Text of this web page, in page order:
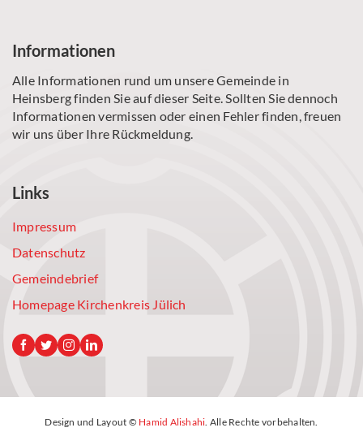
Informationen
Alle Informationen rund um unsere Gemeinde in
Heinsberg finden Sie auf dieser Seite. Sollten Sie dennoch
Informationen vermissen oder einen Fehler finden, freuen
wir uns über Ihre Rückmeldung.
Links
Impressum
Datenschutz
Gemeindebrief
Homepage Kirchenkreis Jülich
Design und Layout © Hamid Alishahi. Alle Rechte vorbehalten.